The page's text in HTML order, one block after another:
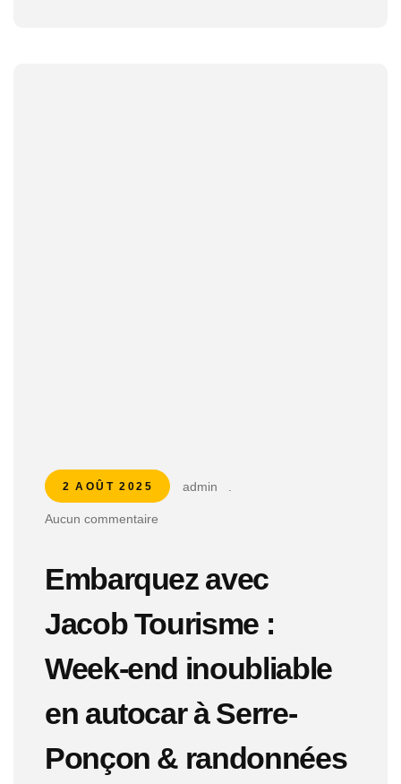
2 AOÛT 2025 admin
Aucun commentaire
Embarquez avec
Jacob Tourisme :
Week-end inoubliable
en autocar à Serre-
Ponçon & randonnées